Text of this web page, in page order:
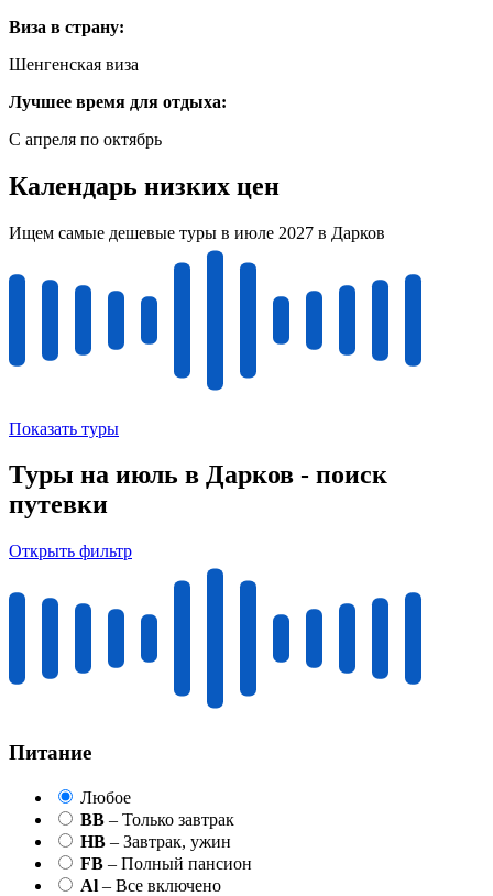
Виза в страну:
Шенгенская виза
Лучшее время для отдыха:
С апреля по октябрь
Календарь низких цен
Ищем самые дешевые туры в июле 2027 в Дарков
Показать туры
Туры на июль в Дарков - поиск
путевки
Открыть фильтр
Питание
Любое
BB – Только завтрак
HB – Завтрак, ужин
FB – Полный пансион
Al – Все включено